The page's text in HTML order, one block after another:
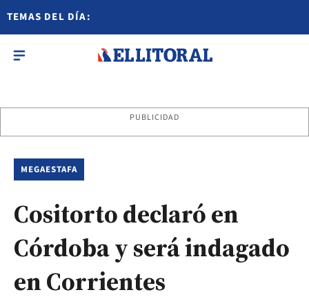
TEMAS DEL DÍA:
PUBLICIDAD
MEGAESTAFA
Cositorto declaró en
Córdoba y será indagado
en Corrientes